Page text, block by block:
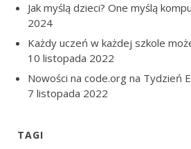
Jak myślą dzieci? One myślą
2024
Każdy uczeń w każdej szkole
10 listopada 2022
Nowości na code.org na Tydzień
7 listopada 2022
TAGI